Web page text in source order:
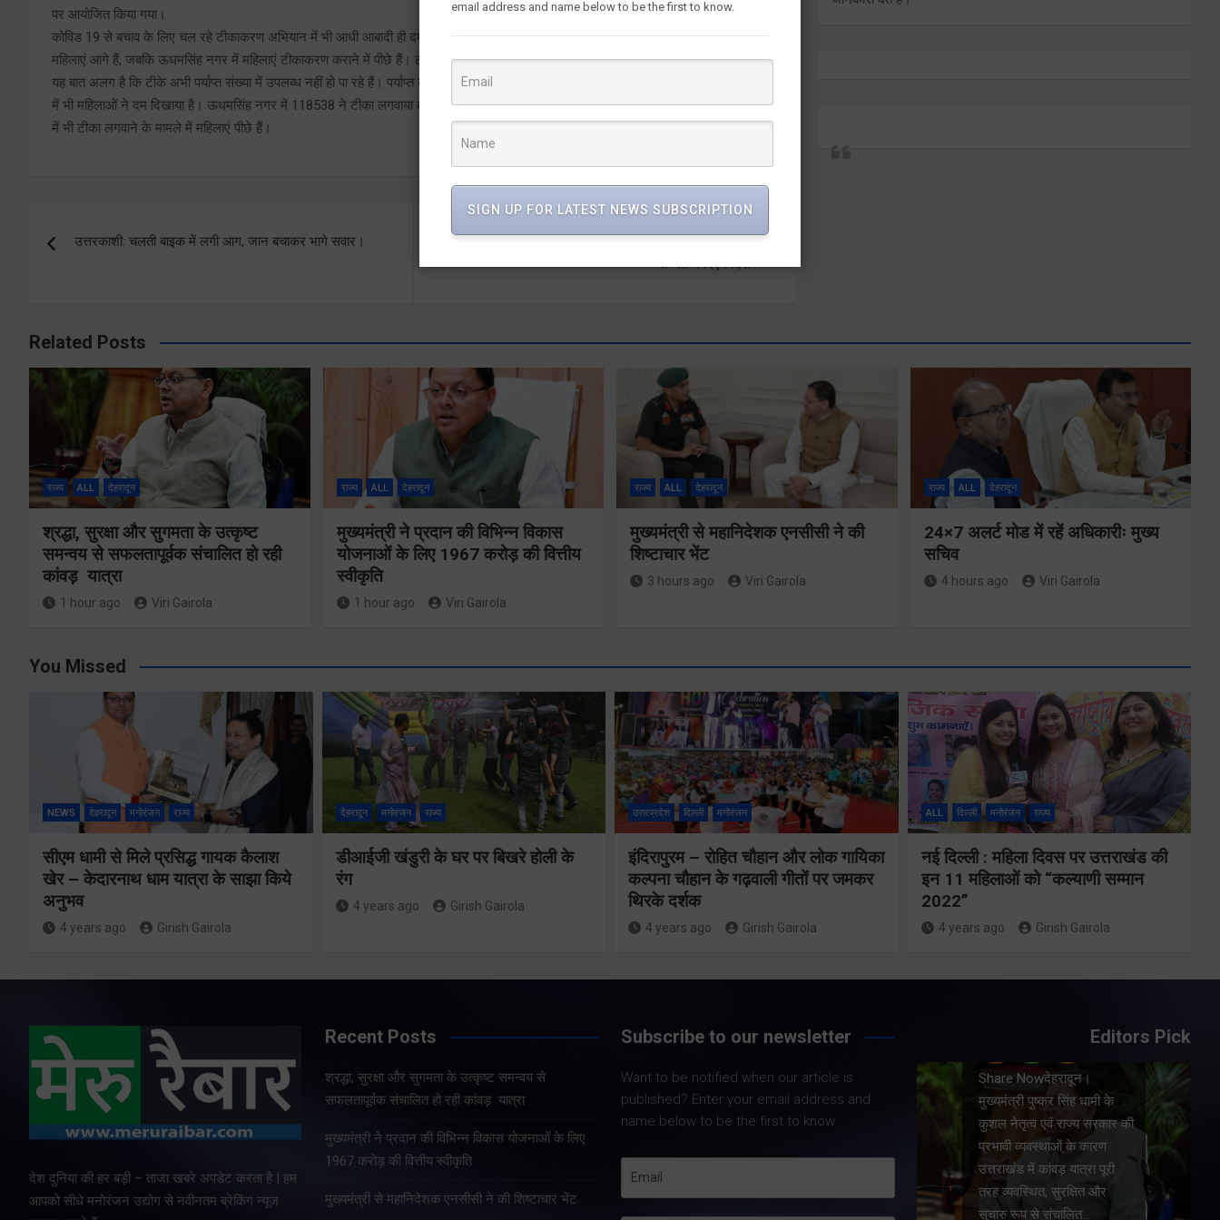
पर आयोजित किया गया।
कोविड 19 से बचाव के लिए चल रहे टीकाकरण अभियान में भी आधी आबादी ही दम दिखा रही है। टीकाकरण कराने में भी अल्मोड़ा, बागेश्वर और पिथौरागढ़ की
महिलाएं आगे हैं, जबकि ऊधमसिंह नगर में महिलाएं टीकाकरण कराने में पीछे हैं। टीकाकरण अभियान को गति देने के लिए सरकार लगातार प्रयास कर रही है।
यह बात अलग है कि टीके अभी पर्याप्त संख्या में उपलब्ध नहीं हो पा रहे हैं। पर्याप्त टीके न मिलने के कारण अभियान कुछ सुस्त पड़ जा रहा है। टीकाकरण कराने
में भी महिलाओं ने दम दिखाया है। ऊधमसिंह नगर में 118538 ने टीका लगवाया तो टीका लगवाने वाली महिलाओं की संख्या महज 95260 है। जबकि नैनीताल
में भी टीका लगवाने के मामले में महिलाएं पीछे हैं।
navigation
उत्तरकाशी: चलती बाइक में लगी आग, जान बचाकर भागे सवार।
प्रदेश और जिला स्तर पर 4 सदस्यीय कमेटी बनाने को राष्ट्रीय
अध्यक्ष ने दिए निर्देश
Related Posts
राज्य ALL देहरादून
श्रद्धा, सुरक्षा और सुगमता के उत्कृष्ट
समन्वय से सफलतापूर्वक संचालित हो रही
कांवड़ यात्रा
1 hour ago Viri Gairola
राज्य ALL देहरादून
मुख्यमंत्री ने प्रदान की विभिन्न विकास
योजनाओं के लिए 1967 करोड़ की वित्तीय
स्वीकृति
1 hour ago Viri Gairola
राज्य ALL देहरादून
मुख्यमंत्री से महानिदेशक एनसीसी ने की
शिष्टाचार भेंट
3 hours ago Viri Gairola
राज्य ALL देहरादून
24×7 अलर्ट मोड में रहें अधिकारीः मुख्य
सचिव
4 hours ago Viri Gairola
You Missed
NEWS देहरादून मनोरंजन राज्य
सीएम धामी से मिले प्रसिद्ध गायक कैलाश
खेर – केदारनाथ धाम यात्रा के साझा किये
अनुभव
4 years ago Girish Gairola
देहरादून मनोरंजन राज्य
डीआईजी खंडुरी के घर पर बिखरे होली के
रंग
4 years ago Girish Gairola
उत्तरप्रदेश दिल्ली मनोरंजन
इंदिरापुरम – रोहित चौहान और लोक गायिका
कल्पना चौहान के गढ़वाली गीतों पर जमकर
थिरके दर्शक
4 years ago Girish Gairola
ALL दिल्ली मनोरंजन राज्य
नई दिल्ली : महिला दिवस पर उत्तराखंड की
इन 11 महिलाओं को “कल्याणी सम्मान
2022”
4 years ago Girish Gairola
देश दुनिया की हर बड़ी – ताजा खबरे अपडेट करता है | हम
आपको सीधे मनोरंजन उद्योग से नवीनतम ब्रेकिंग न्यूज
Recent Posts
श्रद्धा, सुरक्षा और सुगमता के उत्कृष्ट समन्वय से
सफलतापूर्वक संचालित हो रही कांवड़ यात्रा
मुख्यमंत्री ने प्रदान की विभिन्न विकास योजनाओं के लिए
1967 करोड़ की वित्तीय स्वीकृति
मुख्यमंत्री से महानिदेशक एनसीसी ने की शिष्टाचार भेंट
Subscribe to our newsletter
Want to be notified when our article is
published? Enter your email address and
name below to be the first to know.
Editors Pick
में रहें अधिकारीः
Share Nowदेहरादून। मुख्य
सचिव आनंद बर्द्धन ने गुरुवार को
राज्य आपातकालीन परिचालन
केंद्र पहुंचकर प्रदेश में लगातार
उत्पन्न स्थिति की विस्तृत समीक्षा
श्रद्धा, सुरक्षा और
सुगमता के
उत्कृष्ट समन्वय
से सफलतापूर्वक
कांवड़ यात्रा
Share Now
Share Nowदेहरादून।
मुख्यमंत्री पुष्कर सिंह धामी के
कुशल नेतृत्व एवं राज्य सरकार की
सुचारु रूप से संचालित…
मुख्यमंत्री ने
प्रदान की विभिन्न
विकास योजनाओं
के लिए 1967
करोड़ की वित्तीय
स्वीकृति
Share Nowदेहरादून।
मुख्यमंत्री पुष्कर सिंह धामी ने
प्रदेश में शहरी आधारभूत
सुविधाओं के सुदृढ़ीकरण तथा
जीआईएस आधारित जल-निकासी
योजना के लिए कुल 1967 करोड़
की वित्तीय स्वीकृति प्रदान की है।
email address and name below to be the first to know.
SIGN UP FOR LATEST NEWS SUBSCRIPTION